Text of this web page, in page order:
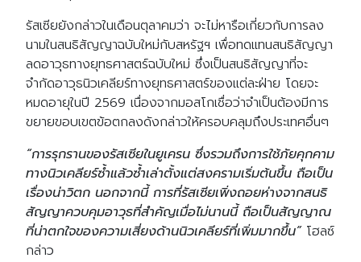
รัสเซียยังกล่าวในเดือนตุลาคมว่า จะไม่หารือเกี่ยวกับการลง
นามในสนธิสัญญาฉบับใหม่กับสหรัฐฯ เพื่อทดแทนสนธิสัญญา
ลดอาวุธทางยุทธศาสตร์ฉบับใหม่ ซึ่งเป็นสนธิสัญญาที่จะ
จำกัดอาวุธนิวเคลียร์ทางยุทธศาสตร์ของแต่ละฝ่าย โดยจะ
หมดอายุในปี 2569 เนื่องจากมอสโกเชื่อว่าจำเป็นต้องมีการ
ขยายขอบเขตข้อตกลงดังกล่าวให้ครอบคลุมถึงประเทศอื่นๆ
“การรุกรานของรัสเซียในยูเครน ซึ่งรวมถึงการใช้ภัยคุกคาม
ทางนิวเคลียร์ซ้ำแล้วซ้ำเล่าตั้งแต่สงครามเริ่มต้นขึ้น ถือเป็น
เรื่องน่าวิตก นอกจากนี้ การที่รัสเซียเพิ่งถอยห่างจากสนธิ
สัญญาควบคุมอาวุธที่สำคัญเมื่อไม่นานนี้ ถือเป็นสัญญาณ
ที่น่าตกใจของความเสี่ยงด้านนิวเคลียร์ที่เพิ่มมากขึ้น” โฮลซ์
กล่าว